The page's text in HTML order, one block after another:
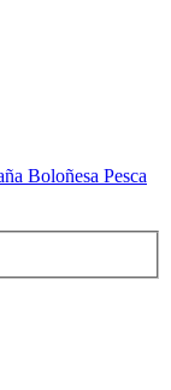
Boloñesa Pesca